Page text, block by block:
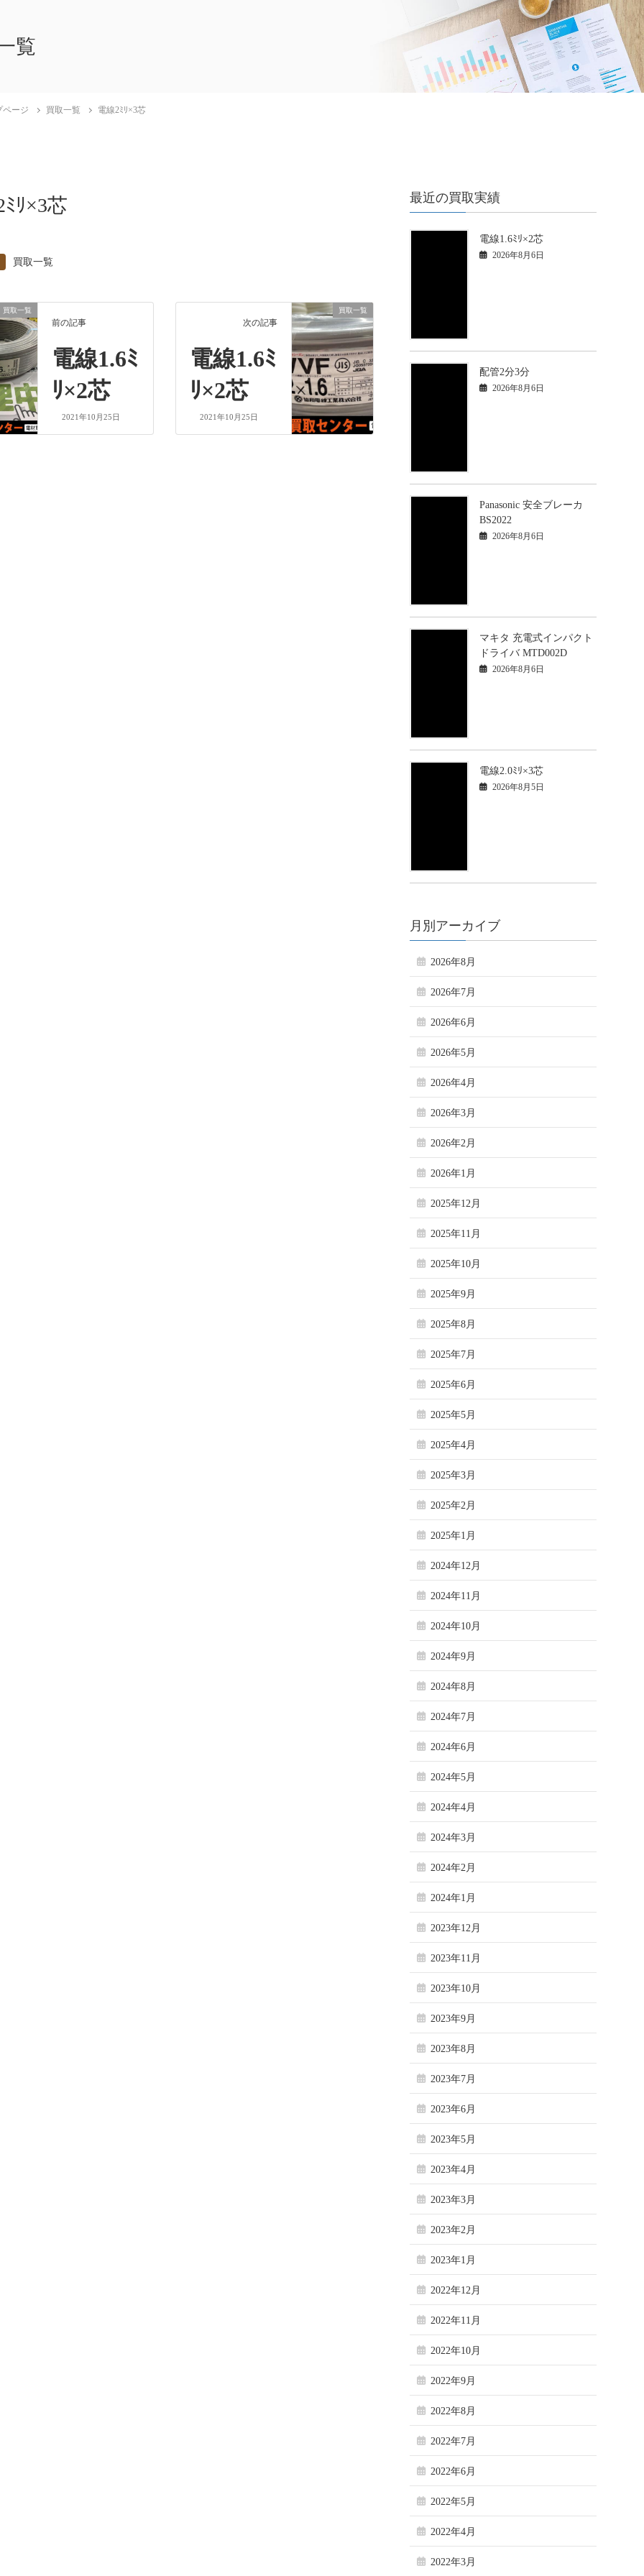
覧
ページ 買取一覧 電線2ﾐﾘ×3芯
ﾘ×3芯
買取一覧
買取一覧
前の記事
電線1.6ﾐ
ﾘ×2芯
2021年10月25日
買取一覧
次の記事
電線1.6ﾐ
ﾘ×2芯
2021年10月25日
最近の買取実績
電線1.6ﾐﾘ×2芯
2026年8月6日
配管2分3分
2026年8月6日
Panasonic 安全ブレーカ
BS2022
2026年8月6日
マキタ 充電式インパクト
ドライバ MTD002D
2026年8月6日
電線2.0ﾐﾘ×3芯
2026年8月5日
月別アーカイブ
2026年8月
2026年7月
2026年6月
2026年5月
2026年4月
2026年3月
2026年2月
2026年1月
2025年12月
2025年11月
2025年10月
2025年9月
2025年8月
2025年7月
2025年6月
2025年5月
2025年4月
2025年3月
2025年2月
2025年1月
2024年12月
2024年11月
2024年10月
2024年9月
2024年8月
2024年7月
2024年6月
2024年5月
2024年4月
2024年3月
2024年2月
2024年1月
2023年12月
2023年11月
2023年10月
2023年9月
2023年8月
2023年7月
2023年6月
2023年5月
2023年4月
2023年3月
2023年2月
2023年1月
2022年12月
2022年11月
2022年10月
2022年9月
2022年8月
2022年7月
2022年6月
2022年5月
2022年4月
2022年3月